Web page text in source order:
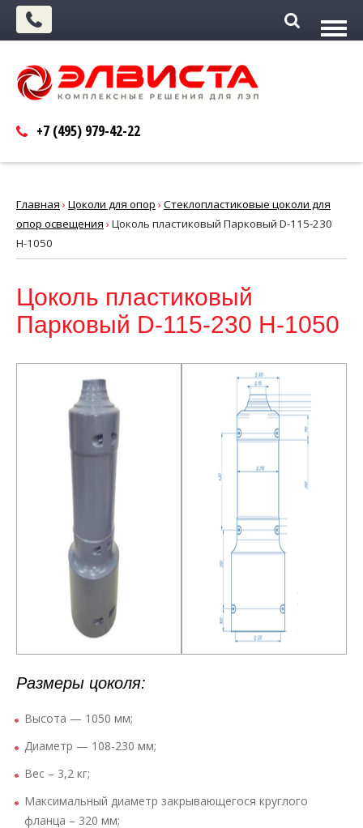
+7 (495) 979-42-22
Главная › Цоколи для опор › Cтеклопластиковые цоколи для
опор освещения › Цоколь пластиковый Парковый D-115-230
Н-1050
Цоколь пластиковый
Парковый D-115-230 Н-1050
Размеры цоколя:
Высота — 1050 мм;
Диаметр — 108-230 мм;
Вес – 3,2 кг;
Максимальный диаметр закрывающегося круглого
фланца – 320 мм;